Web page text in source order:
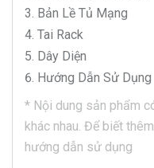
Bản Lề Tủ Mạng
Tai Rack
Dây Diện
Hướng Dẫn Sử Dụng
* Nội dung sản phẩm
khác nhau. Để biết
hướng dẫn sử dụng